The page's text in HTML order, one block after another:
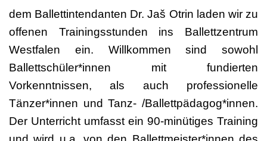
dem Ballettintendanten Dr. Jaš Otrin laden wir zu
offenen Trainingsstunden ins Ballettzentrum
Westfalen ein. Willkommen sind sowohl
Ballettschüler*innen mit fundierten
Vorkenntnissen, als auch professionelle
Tänzer*innen und Tanz- /Ballettpädagog*innen.
Der Unterricht umfasst ein 90-minütiges Training